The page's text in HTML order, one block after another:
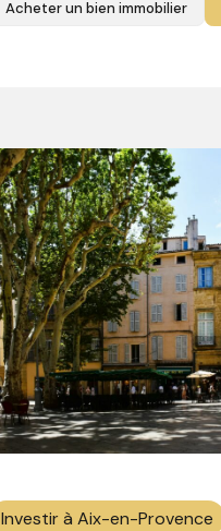
Acheter un bien immobilier
Investir à Aix-en-Provence